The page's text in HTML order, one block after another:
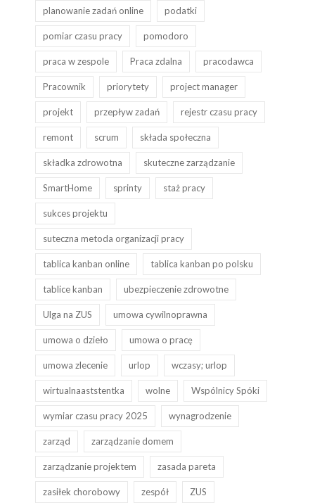
planowanie zadań online podatki
pomiar czasu pracy pomodoro
praca w zespole Praca zdalna pracodawca
Pracownik priorytety project manager
projekt przepływ zadań rejestr czasu pracy
remont scrum składa społeczna
składka zdrowotna skuteczne zarządzanie
SmartHome sprinty staż pracy
sukces projektu
suteczna metoda organizacji pracy
tablica kanban online tablica kanban po polsku
tablice kanban ubezpieczenie zdrowotne
Ulga na ZUS umowa cywilnoprawna
umowa o dzieło umowa o pracę
umowa zlecenie urlop wczasy; urlop
wirtualnaaststentka wolne Wspólnicy Spóki
wymiar czasu pracy 2025 wynagrodzenie
zarząd zarządzanie domem
zarządzanie projektem zasada pareta
zasiłek chorobowy zespół ZUS